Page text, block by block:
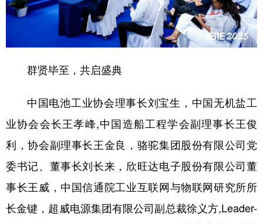
群贤毕至，共启盛典
中国电池工业协会理事长刘宝生，中国无机盐工
业协会会长王孝峰,中国造船工程学会副理事长王俊
利，协会副理事长王金良，骆驼集团股份有限公司党
委书记、董事长刘长来，欣旺达电子股份有限公司董
事长王威，中国信通院工业互联网与物联网研究所所
长金键，超威电源集团有限公司副总裁徐义方,Leader-